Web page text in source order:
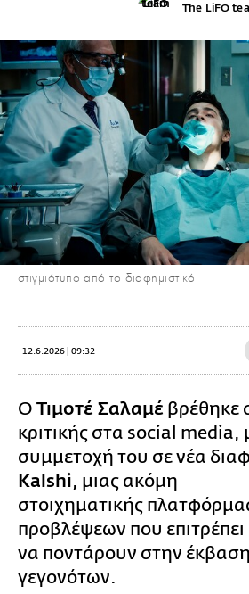
The LiFO
στιγμιότυπο από το διαφημιστικό
12.6.2026 | 09:32
Ο Τιμοτέ Σαλαμέ βρέθηκε
κριτικής στα social media,
συμμετοχή του σε νέα
Kalshi, μιας ακόμη
στοιχηματικής
προβλέψεων που
να ποντάρουν στην
γεγονότων.